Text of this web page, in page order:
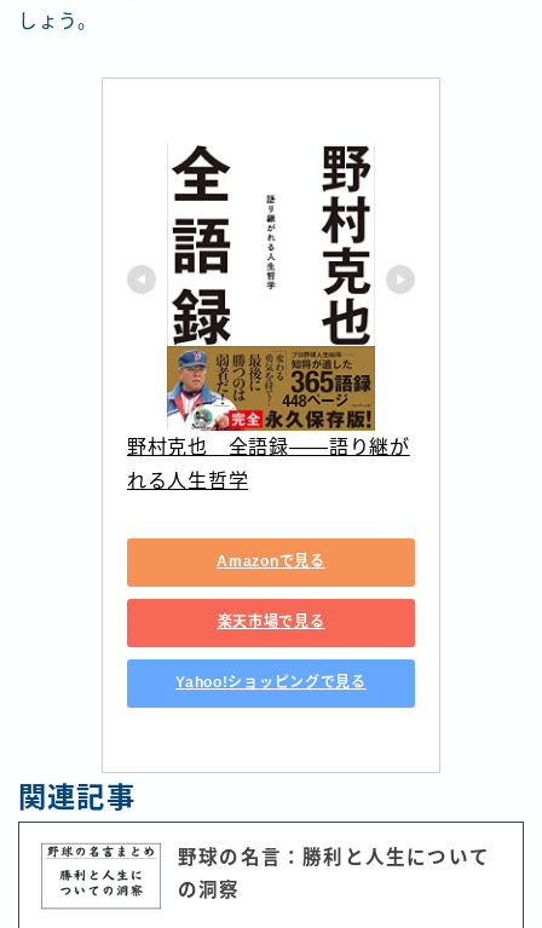
しょう。
野村克也　全語録――語り継が
れる人生哲学
Amazonで見る
楽天市場で見る
Yahoo!ショッピングで見る
関連記事
野球の名言：勝利と人生について
の洞察